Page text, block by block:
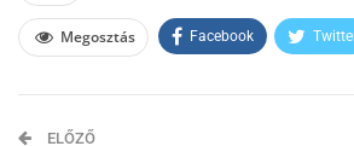
Megosztás Facebook
ELŐZŐ